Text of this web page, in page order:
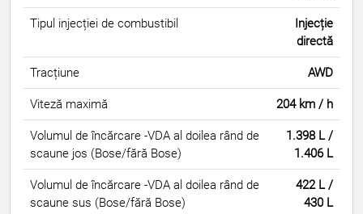
Tipul injecției de combustibil
Injecție
directă
Tracțiune AWD
Viteză maximă 204 km / h
Volumul de încărcare -VDA al doilea rând de
scaune jos (Bose/fără Bose)
1.398 L /
1.406 L
Volumul de încărcare -VDA al doilea rând de
scaune sus (Bose/fără Bose)
422 L /
430 L